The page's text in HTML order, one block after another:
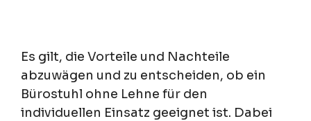
Es gilt, die Vorteile und Nachteile
abzuwägen und zu entscheiden, ob ein
Bürostuhl ohne Lehne für den
individuellen Einsatz geeignet ist. Dabei